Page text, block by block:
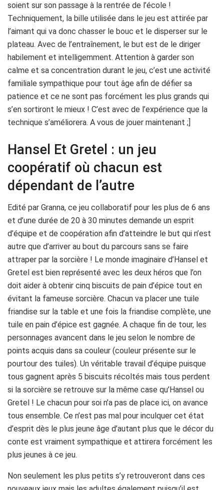
soient sur son passage à la rentrée de l’école !
Techniquement, la bille utilisée dans le jeu est attirée par
l’aimant qui va donc chasser le bouc et le disperser sur le
plateau. Avec de l’entraînement, le but est de le diriger
habilement et intelligemment. Attention à garder son
calme et sa concentration durant le jeu, c’est une activité
familiale sympathique pour tout âge afin de défier sa
patience et ce ne sont pas forcément les plus grands qui
s’en sortiront le mieux ! C’est avec de l’expérience que la
technique s’améliorera. A vous de jouer maintenant ;]
Hansel Et Gretel : un jeu
coopératif où chacun est
dépendant de l’autre
Edité par Granna, ce jeu collaboratif pour les plus de 6 ans
et d’une durée de 20 à 30 minutes demande un esprit
d’équipe et de coopération afin d’atteindre le but qui n’est
autre que d’arriver au bout du parcours sans se faire
attraper par la sorcière ! Le monde imaginaire d’Hansel et
Gretel est bien représenté avec les deux héros que l’on
doit aider à obtenir cinq biscuits de pain d’épice tout en
évitant la fameuse sorcière. Chacun va placer une tuile
friandise sur la table et une fois la friandise complète, une
tuile en pain d’épice est gagnée. A chaque fin de tour, les
personnages avancent dans le jeu selon le nombre de
points acquis dans sa couleur (couleur présente sur le
pourtour des tuiles). Un véritable travail d’équipe puisque
tous gagnent après 5 biscuits récoltés mais tous perdent
si la sorcière se retrouve sur la même case qu’Hansel ou
Gretel ! Le chacun pour soi n’a pas de place ici, on avance
tous ensemble. Ce n’est pas mal pour inculquer cet état
d’esprit dès le plus jeune âge d’autant plus que le décor du
conte est vraiment sympathique et attirera forcément les
plus jeunes à ce jeu.
Non seulement les plus petits s’y retrouveront dans ces